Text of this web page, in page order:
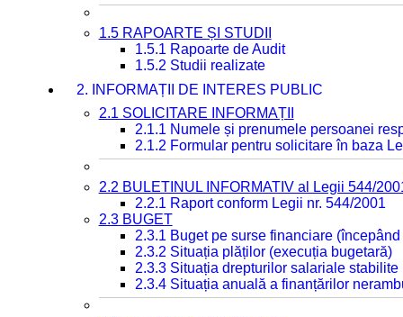
1.5 RAPOARTE ȘI STUDII
1.5.1 Rapoarte de Audit
1.5.2 Studii realizate
2. INFORMAȚII DE INTERES PUBLIC
2.1 SOLICITARE INFORMAȚII
2.1.1 Numele și prenumele persoanei
2.1.2 Formular pentru solicitare în baza
2.2 BULETINUL INFORMATIV al Legii 544/
2.2.1 Raport conform Legii nr. 544/2001
2.3 BUGET
2.3.1 Buget pe surse financiare
2.3.2 Situația plăților (execuția bugetară)
2.3.3 Situația drepturilor salariale
2.3.4 Situația anuală a finanțărilor